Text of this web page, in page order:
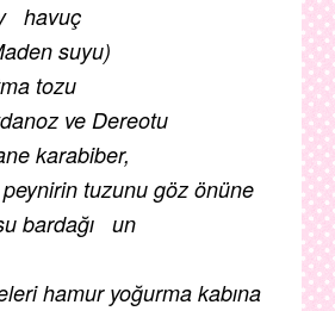
havuç
suyu)
tozu
ve Dereotu
karabiber,
peynirin tuzunu göz önüne
bardağı un
hamur yoğurma kabına